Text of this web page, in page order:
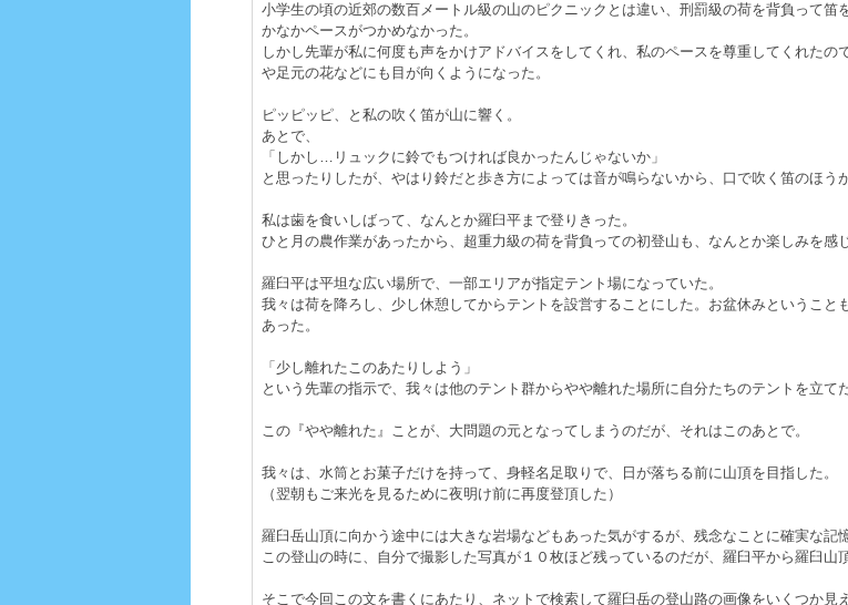
小学生の頃の近郊の数百メートル級の山のピクニックとは違い、刑罰級の荷を背負って
かなかペースがつかめなかった。
しかし先輩が私に何度も声をかけアドバイスをしてくれ、私のペースを尊重してくれた
や足元の花などにも目が向くようになった。
ピッピッピ、と私の吹く笛が山に響く。
あとで、
「しかし…リュックに鈴でもつければ良かったんじゃないか」
と思ったりしたが、やはり鈴だと歩き方によっては音が鳴らないから、口で吹く笛のほう
私は歯を食いしばって、なんとか羅臼平まで登りきった。
ひと月の農作業があったから、超重力級の荷を背負っての初登山も、なんとか楽しみを感
羅臼平は平坦な広い場所で、一部エリアが指定テント場になっていた。
我々は荷を降ろし、少し休憩してからテントを設営することにした。お盆休みというこ
あった。
「少し離れたこのあたりしよう」
という先輩の指示で、我々は他のテント群からやや離れた場所に自分たちのテントを立てた
この『やや離れた』ことが、大問題の元となってしまうのだが、それはこのあとで。
我々は、水筒とお菓子だけを持って、身軽名足取りで、日が落ちる前に山頂を目指した。
（翌朝もご来光を見るために夜明け前に再度登頂した）
羅臼岳山頂に向かう途中には大きな岩場などもあった気がするが、残念なことに確実な記
この登山の時に、自分で撮影した写真が１０枚ほど残っているのだが、羅臼平から羅臼山
そこで今回この文を書くにあたり、ネットで検索して羅臼岳の登山路の画像をいくつか見